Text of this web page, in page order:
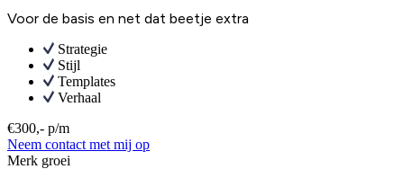
Voor de basis en net dat beetje extra
Strategie
Stijl
Templates
Verhaal
€300,- p/m
Neem contact met mij op
Merk groei